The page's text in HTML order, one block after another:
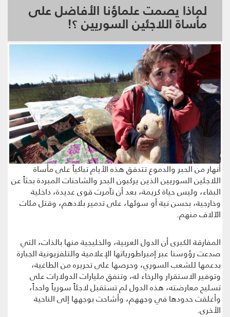
لماذا يصمت علماؤنا الأفاضل على
مأساة اللاجئين السوريين ؟!
أنهار من الحبر والدموع تتدفق هذه الأيام تباكياً على مأساة
اللاجئين السوريين الذين يركبون البحر والشاحنات المبردة بحثاً عن
البقاء، وليس حياة كريمة، بعد أن تآمرت قوى عديدة، داخلية
وخارجية، بحسن نية أو سوئها، على تدمير بلادهم، وقتل مئات
الآلاف منهم.
المفارقة الكبرى أن الدول العربية، والخليجية منها بالذات، التي
صدعت رؤوسنا عبر إمبراطورياتها الإعلامية والتلفزيونية الجبارة
بدعمها للشعب السوري، وحرصها على تحريره من الطاغية،
وتوفير الاستقرار والرخاء له، وتنفق مليارات الدولارات على
تسليح معارضته، هذه الدول لم تستقبل لاجئاً سورياً واحداً،
وأغلقت حدودها في وجههم، وأشاحت بوجهها إلى الناحية
الأخرى.